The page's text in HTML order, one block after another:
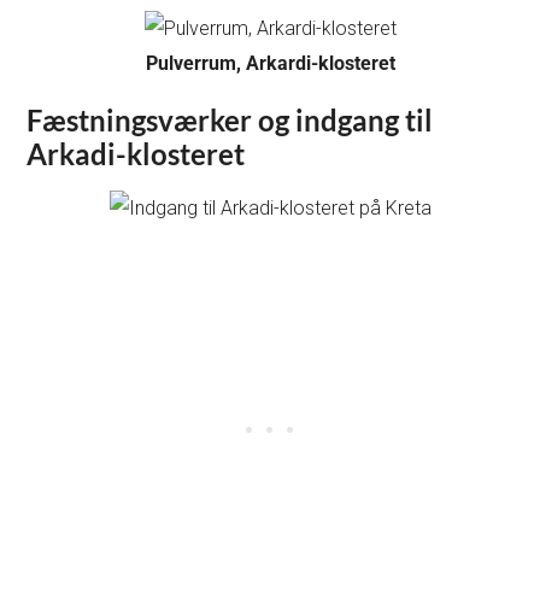
Pulverrum, Arkardi-klosteret
Fæstningsværker og indgang til
Arkadi-klosteret